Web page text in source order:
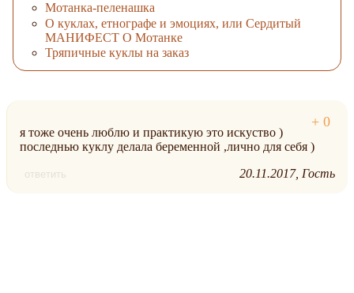
Мотанка-пеленашка
О куклах, етнографе и эмоциях, или Сердитый
МАНИФЕСТ О Мотанке
Тряпичные куклы на заказ
я тоже очень люблю и практикую это искуство )
последнью куклу делала беременной ,лично для себя )
ответить 20.11.2017 Гость